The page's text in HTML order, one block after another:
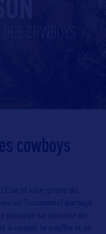
DES COWBOYS
cowboys
et ville-phare du
Toussonne) partage
passage sa douceur de
à couper le souffle et sa